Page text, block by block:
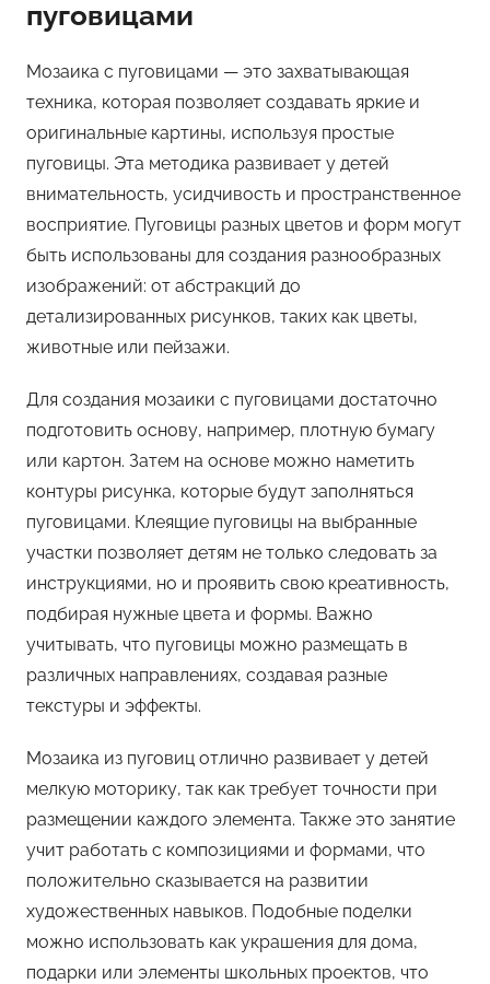
пуговицами
Мозаика с пуговицами — это захватывающая
техника, которая позволяет создавать яркие и
оригинальные картины, используя простые
пуговицы. Эта методика развивает у детей
внимательность, усидчивость и пространственное
восприятие. Пуговицы разных цветов и форм могут
быть использованы для создания разнообразных
изображений: от абстракций до
детализированных рисунков, таких как цветы,
животные или пейзажи.
Для создания мозаики с пуговицами достаточно
подготовить основу, например, плотную бумагу
или картон. Затем на основе можно наметить
контуры рисунка, которые будут заполняться
пуговицами. Клеящие пуговицы на выбранные
участки позволяет детям не только следовать за
инструкциями, но и проявить свою креативность,
подбирая нужные цвета и формы. Важно
учитывать, что пуговицы можно размещать в
различных направлениях, создавая разные
текстуры и эффекты.
Мозаика из пуговиц отлично развивает у детей
мелкую моторику, так как требует точности при
размещении каждого элемента. Также это занятие
учит работать с композициями и формами, что
положительно сказывается на развитии
художественных навыков. Подобные поделки
можно использовать как украшения для дома,
подарки или элементы школьных проектов, что